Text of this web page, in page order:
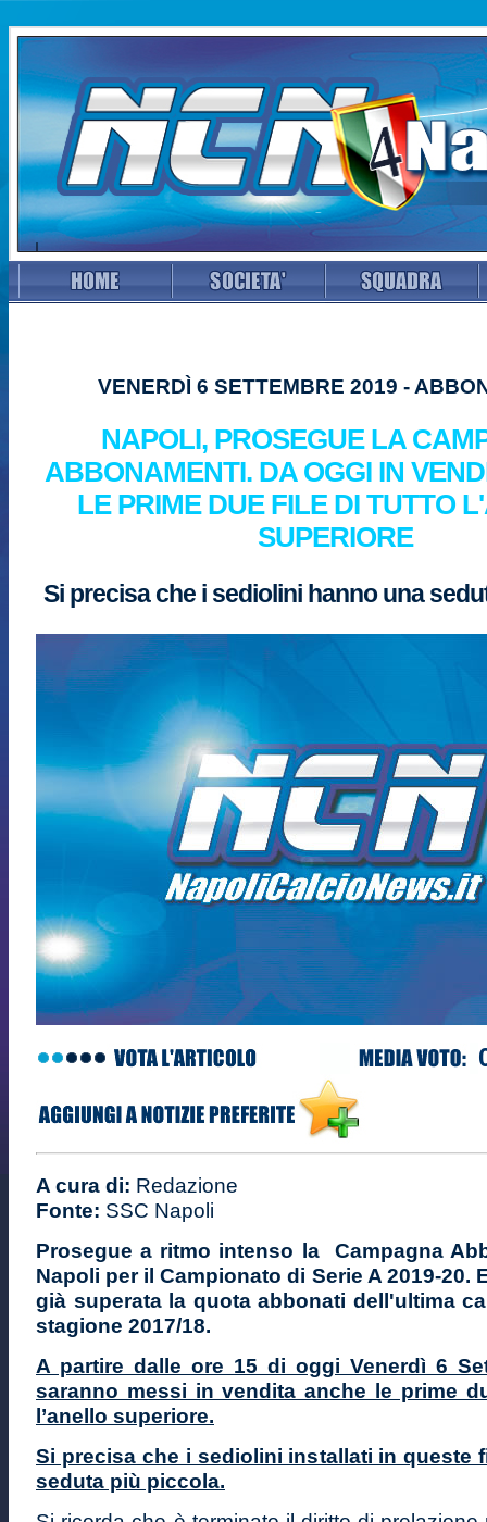
VENERDÌ 6 SETTEMBRE 2019 -
NAPOLI, PROSEGUE LA
ABBONAMENTI. DA OGGI IN
LE PRIME DUE FILE DI TUTTO
SUPERIORE
Si precisa che i sediolini hanno una
A cura di: Redazione
Fonte: SSC Napoli
Prosegue a ritmo intenso la Campagna
Napoli per il Campionato di Serie A 2019-20.
già superata la quota abbonati dell'ultima
stagione 2017/18.
A partire dalle ore 15 di oggi Venerdì 6
saranno messi in vendita anche le prime
l’anello superiore.
Si precisa che i sediolini installati in queste
seduta più piccola.